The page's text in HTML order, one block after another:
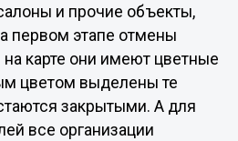
и прочие объекты,
первом этапе отмены
на карте они имеют цветные
цветом выделены те
закрытыми. А для
все организации